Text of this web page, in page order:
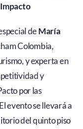
deMaría
Colombia,
y experta en
y
por las
evento se llevará a
del quinto piso